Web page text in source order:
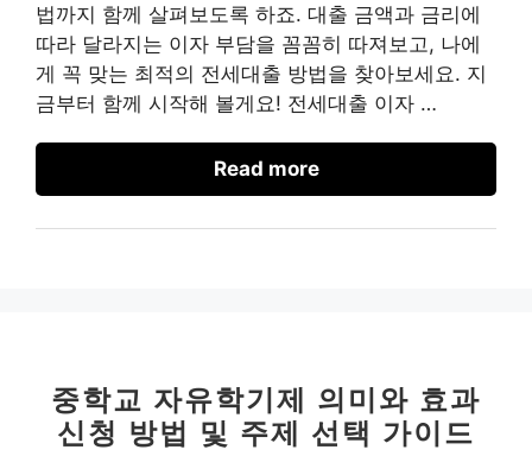
법까지 함께 살펴보도록 하죠. 대출 금액과 금리에
따라 달라지는 이자 부담을 꼼꼼히 따져보고, 나에
게 꼭 맞는 최적의 전세대출 방법을 찾아보세요. 지
금부터 함께 시작해 볼게요! 전세대출 이자 …
Read more
중학교 자유학기제 의미와 효과
신청 방법 및 주제 선택 가이드